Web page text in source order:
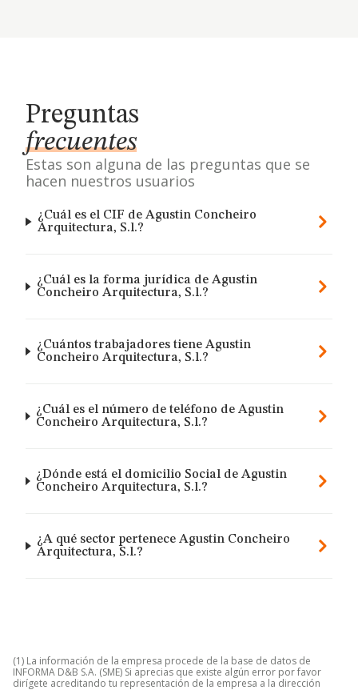
Preguntas
frecuentes
Estas son alguna de las preguntas que se
hacen nuestros usuarios
¿Cuál es el CIF de Agustin Concheiro
Arquitectura, S.l.?
¿Cuál es la forma jurídica de Agustin
Concheiro Arquitectura, S.l.?
¿Cuántos trabajadores tiene Agustin
Concheiro Arquitectura, S.l.?
¿Cuál es el número de teléfono de Agustin
Concheiro Arquitectura, S.l.?
¿Dónde está el domicilio Social de Agustin
Concheiro Arquitectura, S.l.?
¿A qué sector pertenece Agustin Concheiro
Arquitectura, S.l.?
(1) La información de la empresa procede de la base de datos de
INFORMA D&B S.A. (SME) Si aprecias que existe algún error por favor
dirígete acreditando tu representación de la empresa a la dirección